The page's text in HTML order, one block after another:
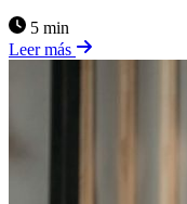
5 min
Leer más